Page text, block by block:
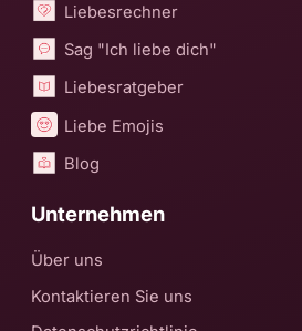
Liebesrechner
Sag "Ich liebe dich"
Liebesratgeber
Liebe Emojis
Blog
Unternehmen
Über uns
Kontaktieren Sie uns